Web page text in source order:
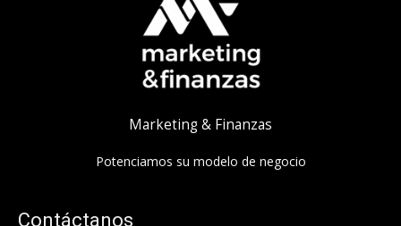
Marketing & Finanzas
Potenciamos su modelo de negocio
Contáctanos